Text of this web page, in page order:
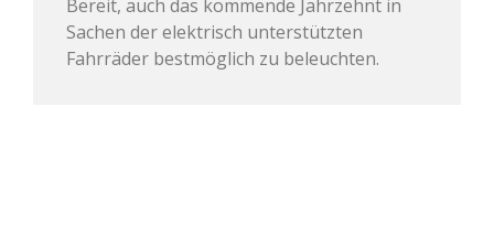
Bereit, auch das kommende Jahrzehnt in
Sachen der elektrisch unterstützten
Fahrräder bestmöglich zu beleuchten.